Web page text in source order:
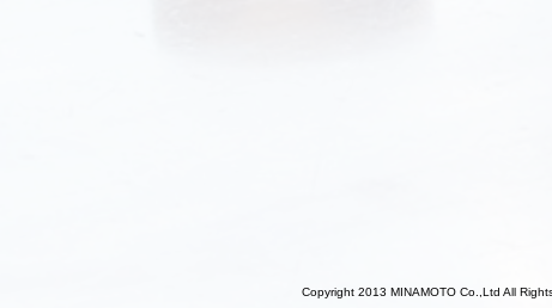
Copyright 2013 MINAMOTO Co.,Ltd All